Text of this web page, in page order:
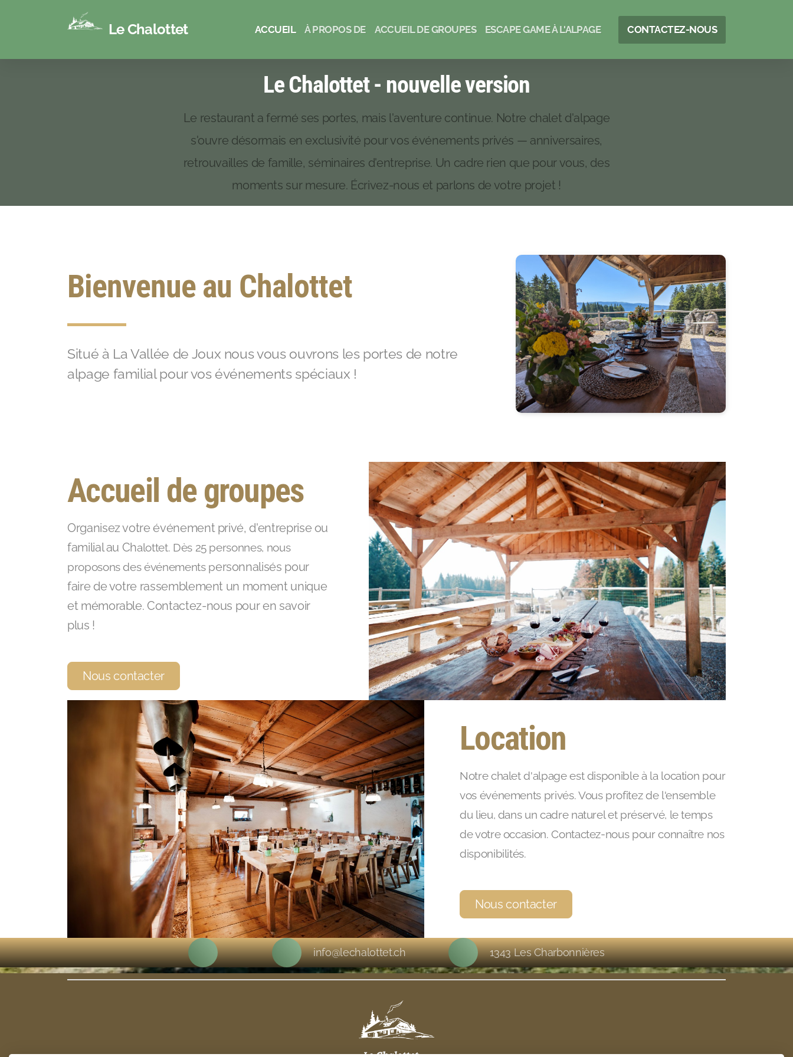
Le Chalottet ACCUEIL À PROPOS DE ACCUEIL DE GROUPES ESCAPE GAME À L'ALPAGE CONTACTEZ-NOUS
Le Chalottet - nouvelle version
Le restaurant a fermé ses portes, mais l'aventure continue. Notre chalet d'alpage
s'ouvre désormais en exclusivité pour vos événements privés — anniversaires,
retrouvailles de famille, séminaires d'entreprise. Un cadre rien que pour vous, des
moments sur mesure. Écrivez-nous et parlons de votre projet !
Bienvenue au Chalottet
Situé à La Vallée de Joux nous vous ouvrons les portes de notre
alpage familial pour vos événements spéciaux !
Accueil de groupes
Organisez votre événement privé, d'entreprise ou
familial au Chalottet. Dès 25 personnes, nous
proposons des événements personnalisés pour
faire de votre rassemblement un moment unique
et mémorable. Contactez-nous pour en savoir
plus !
Nous contacter
Location
Notre chalet d'alpage est disponible à la location pour
vos événements privés. Vous profitez de l'ensemble
du lieu, dans un cadre naturel et préservé, le temps
de votre occasion. Contactez-nous pour connaître nos
disponibilités.
Nous contacter
info@lechalottet.ch 1343 Les Charbonnières